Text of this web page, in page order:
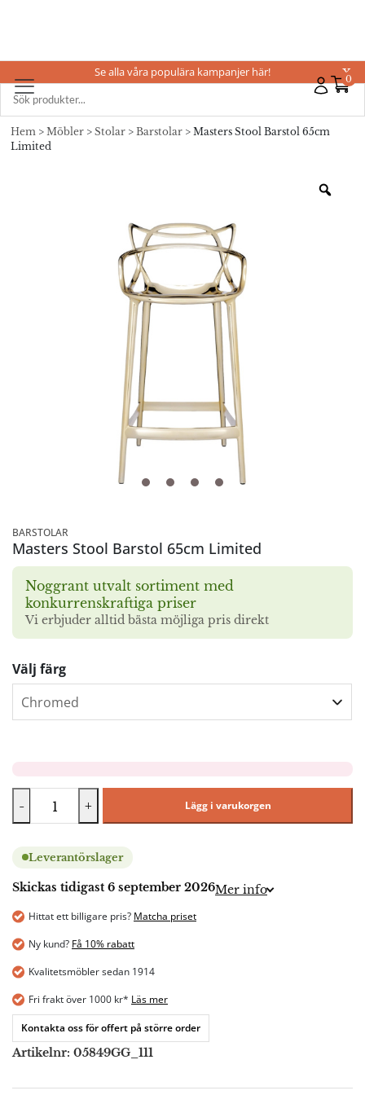
0
Se alla våra populära kampanjer här! X
Hem > Möbler > Stolar > Barstolar > Masters Stool Barstol 65cm
Limited
BARSTOLAR
Masters Stool Barstol 65cm Limited
Noggrant utvalt sortiment med
konkurrenskraftiga priser
Vi erbjuder alltid bästa möjliga pris direkt
Välj färg
- + Lägg i varukorgen
Leverantörslager
Skickas tidigast 6 september 2026Mer info
Hittat ett billigare pris? Matcha priset
Ny kund? Få 10% rabatt
Kvalitetsmöbler sedan 1914
Fri frakt över 1000 kr* Läs mer
Kontakta oss för offert på större order
Artikelnr: 05849GG_111